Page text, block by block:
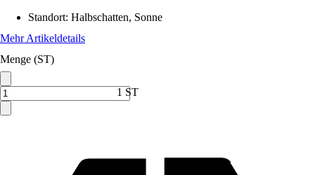
Standort: Halbschatten, Sonne
Mehr Artikeldetails
Menge (ST)
1 ST